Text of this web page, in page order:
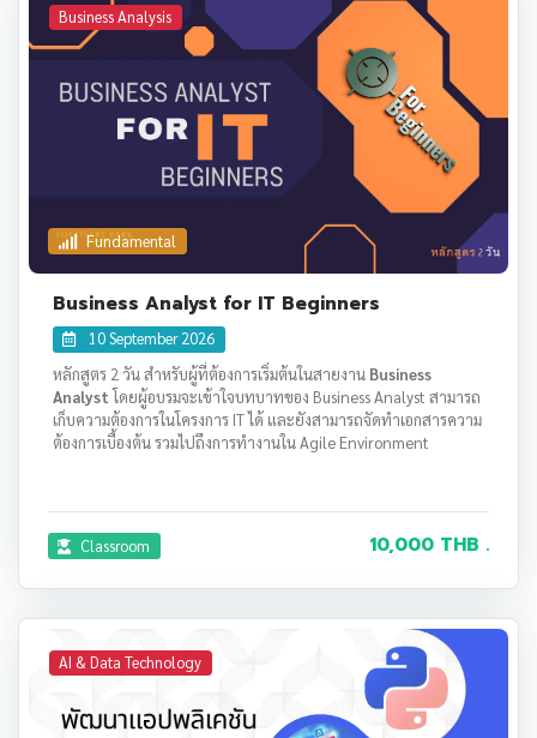
Business Analysis
Fundamental
Business Analyst for IT Beginners
10 September 2026
หลักสูตร 2 วัน สำหรับผู้ที่ต้องการเริ่มต้นในสายงาน Business
Analystโดยผู้อบรมจะเข้าใจบทบาทของ Business Analyst สามารถ
เก็บความต้องการในโครงการ IT ได้ และยังสามารถจัดทำเอกสารความ
ต้องการเบื้องต้น รวมไปถึงการทำงานใน Agile Environment
Classroom 10,000 THB .
AI & Data Technology